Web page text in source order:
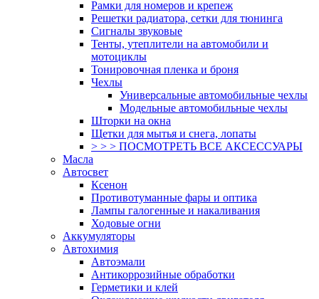
Рамки для номеров и крепеж
Решетки радиатора, сетки для тюнинга
Сигналы звуковые
Тенты, утеплители на автомобили и
мотоциклы
Тонировочная пленка и броня
Чехлы
Универсальные автомобильные чехлы
Модельные автомобильные чехлы
Шторки на окна
Щетки для мытья и снега, лопаты
> > > ПОСМОТРЕТЬ ВСЕ АКСЕССУАРЫ
Масла
Автосвет
Ксенон
Противотуманные фары и оптика
Лампы галогенные и накаливания
Ходовые огни
Аккумуляторы
Автохимия
Автоэмали
Антикоррозийные обработки
Герметики и клей